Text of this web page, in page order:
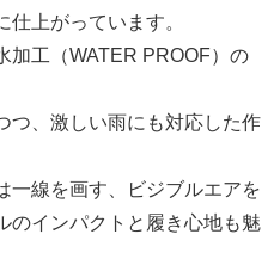
上がっています。
加工（WATER PROOF）の
つ、激しい雨にも対応した作
一線を画す、ビジブルエアを
のインパクトと履き心地も魅